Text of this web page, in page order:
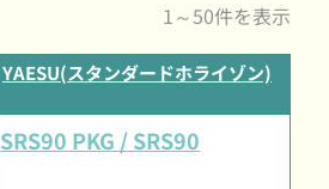
1～50件を表示
YAESU(スタンダードホライゾン)
SRS90 PKG / SRS90